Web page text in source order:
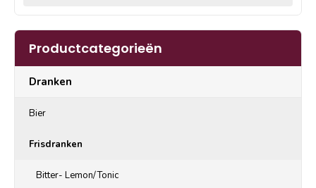
Productcategorieën
Dranken
Bier
Frisdranken
Bitter- Lemon/Tonic